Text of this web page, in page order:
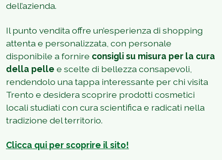
dell’azienda.
Il punto vendita offre un’esperienza di shopping
attenta e personalizzata, con personale
disponibile a fornire consigli su misura per la cura
della pelle e scelte di bellezza consapevoli,
rendendolo una tappa interessante per chi visita
Trento e desidera scoprire prodotti cosmetici
locali studiati con cura scientifica e radicati nella
tradizione del territorio.
Clicca qui per scoprire il sito!